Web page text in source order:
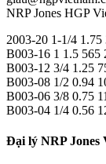
NRP Jones HGP
2003-20 1-1/4
B003-16 1 1.5 565
B003-12 3/4 1.25
B003-08 1/2 0.94
B003-06 3/8 0.75
B003-04 1/4 0.56
Đại lý NRP Jones